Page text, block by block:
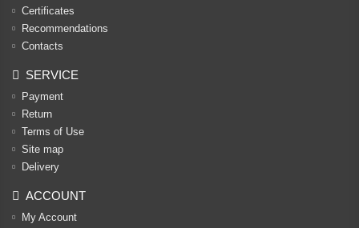
Certificates
Recommendations
Contacts
SERVICE
Payment
Return
Terms of Use
Site map
Delivery
ACCOUNT
My Account